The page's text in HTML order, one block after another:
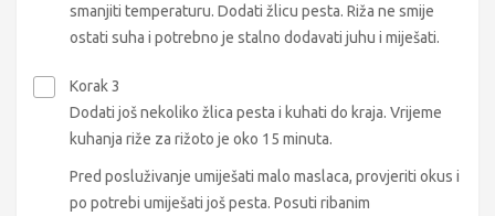
smanjiti temperaturu. Dodati žlicu pesta. Riža ne smije
ostati suha i potrebno je stalno dodavati juhu i miješati.
Korak 3
Dodati još nekoliko žlica pesta i kuhati do kraja. Vrijeme
kuhanja riže za rižoto je oko 15 minuta.
Pred posluživanje umiješati malo maslaca, provjeriti okus i
po potrebi umiješati još pesta. Posuti ribanim